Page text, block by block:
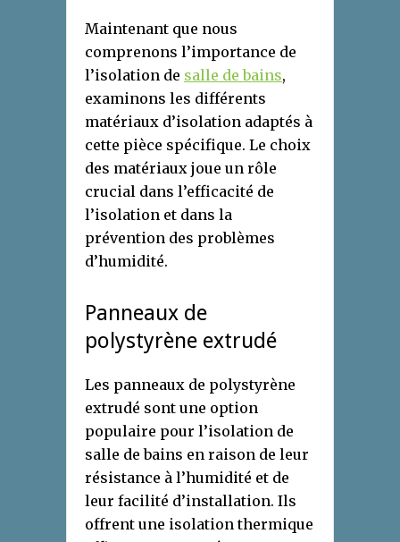
Maintenant que nous
comprenons l’importance de
l’isolation de salle de bains,
examinons les différents
matériaux d’isolation adaptés à
cette pièce spécifique. Le choix
des matériaux joue un rôle
crucial dans l’efficacité de
l’isolation et dans la
prévention des problèmes
d’humidité.
Panneaux de
polystyrène extrudé
Les panneaux de polystyrène
extrudé sont une option
populaire pour l’isolation de
salle de bains en raison de leur
résistance à l’humidité et de
leur facilité d’installation. Ils
offrent une isolation thermique